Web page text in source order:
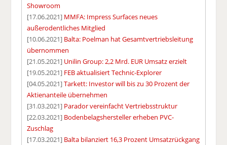
Showroom
[17.06.2021] MMFA: Impress Surfaces neues
außerodentliches Mitglied
[10.06.2021] Balta: Poelman hat Gesamtvertriebsleitung
übernommen
[21.05.2021] Unilin Group: 2,2 Mrd. EUR Umsatz erzielt
[19.05.2021] FEB aktualisiert Technic-Explorer
[04.05.2021]Tarkett: Investor will bis zu 30 Prozent der
Aktienanteile übernehmen
[31.03.2021] Parador vereinfacht Vertriebsstruktur
[22.03.2021] Bodenbelagshersteller erheben PVC-
Zuschlag
[17.03.2021] Balta bilanziert 16,3 Prozent Umsatzrückgang